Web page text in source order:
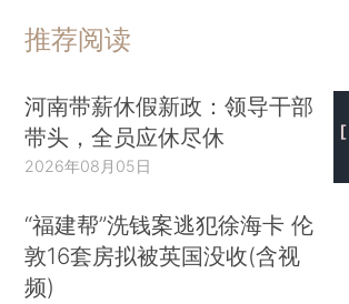
推荐阅读
河南带薪休假新政：领导干部
带头，全员应休尽休
2026年08月05日
“福建帮”洗钱案逃犯徐海卡 伦
敦16套房拟被英国没收(含视
频)